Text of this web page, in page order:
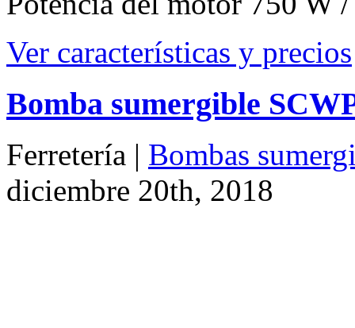
Ver características y precios
Bomba sumergible
Ferretería | Bombas
diciembre 20th, 2018